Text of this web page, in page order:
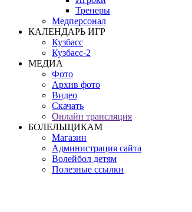
Тренеры
Медперсонал
КАЛЕНДАРЬ ИГР
Кузбасс
Кузбасс-2
МЕДИА
Фото
Архив фото
Видео
Скачать
Онлайн трансляция
БОЛЕЛЬЩИКАМ
Магазин
Администрация сайта
Волейбол детям
Полезные ссылки